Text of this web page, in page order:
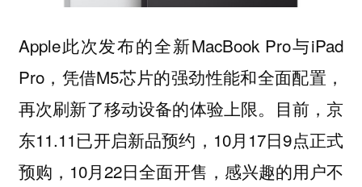
Apple此次发布的全新MacBook Pro与iPad
Pro，凭借M5芯片的强劲性能和全面配置，
再次刷新了移动设备的体验上限。目前，京
东11.11已开启新品预约，10月17日9点正式
预购，10月22日全面开售，感兴趣的用户不